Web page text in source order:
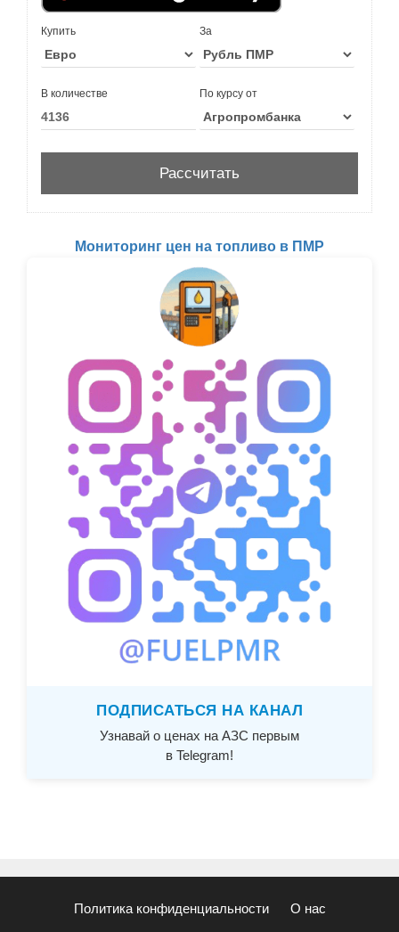
Купить За
В количестве По курсу от
Мониторинг цен на топливо в ПМР
ПОДПИСАТЬСЯ НА КАНАЛ
Узнавай о ценах на АЗС первым
в Telegram!
Политика конфиденциальности О нас